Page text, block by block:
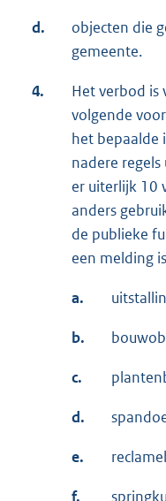
d.
objecten die
gemeente.
4.
Het verbod is
volgende
het bepaalde
nadere
er uiterlijk 10
anders
de publieke
een melding
a.
b.
c.
d.
e.
f.